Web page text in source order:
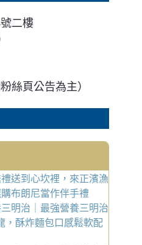
二樓
絲頁公告為主）
送到心坎裡，來正濱漁
布朗尼當作伴手禮
明治｜最強營養三明治
，酥炸麵包口感鬆軟配